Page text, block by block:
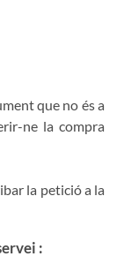
que no és a
ne la compra
la petició a la
: